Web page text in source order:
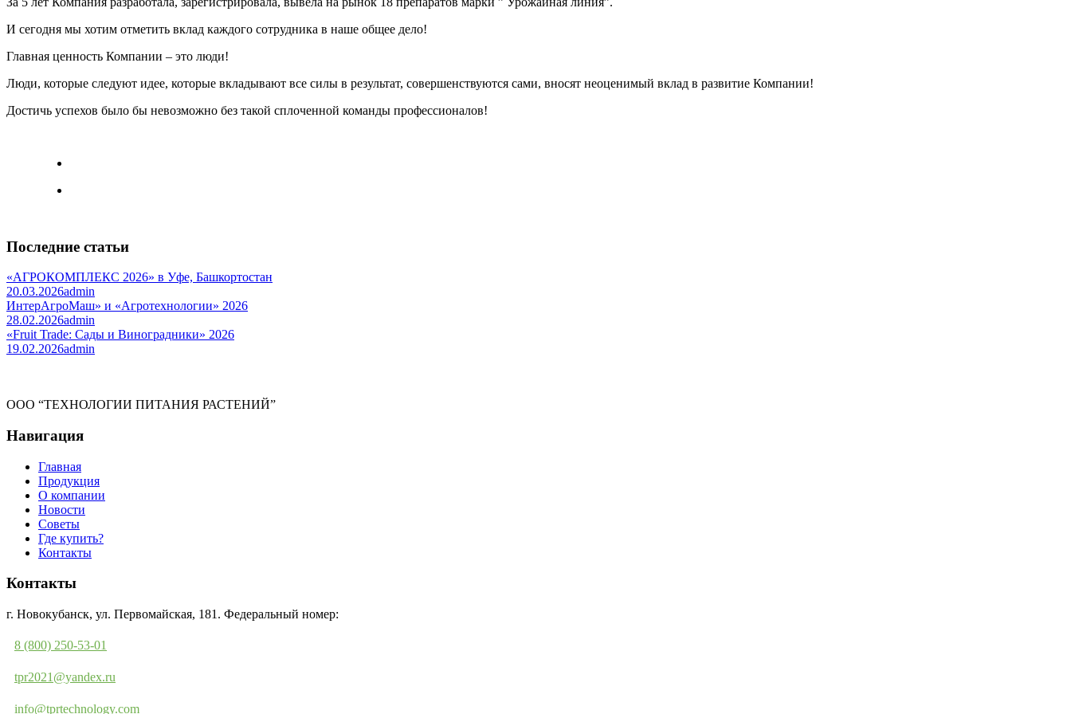
И сегодня мы хотим отметить вклад каждого сотрудника в наше общее дело!
Главная ценность Компании – это люди!
Люди, которые следуют идее, которые вкладывают все силы в результат, совершенствуются сами, вносят неоценимый вклад в развитие Компании!
Достичь успехов было бы невозможно без такой сплоченной команды профессионалов!
Последние статьи
«АГРОКОМПЛЕКС 2026» в Уфе, Башкортостан
20.03.2026admin
ИнтерАгроМаш» и «Агротехнологии» 2026
28.02.2026admin
«Fruit Trade: Сады и Виноградники» 2026
19.02.2026admin
ООО “ТЕХНОЛОГИИ ПИТАНИЯ РАСТЕНИЙ”
Навигация
Главная
Продукция
О компании
Новости
Советы
Где купить?
Контакты
Контакты
г. Новокубанск, ул. Первомайская, 181. Федеральный номер:
8 (800) 250-53-01
tpr2021@yandex.ru
info@tprtechnology.com